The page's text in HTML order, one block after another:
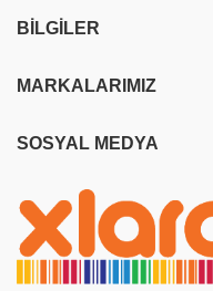
BILGILER
MARKALARIMIZ
SOSYAL MEDYA